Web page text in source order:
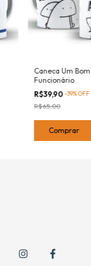
Caneca Um Bom
Funcionário
R$39,90 -39%OFF
R$65,00
Comprar